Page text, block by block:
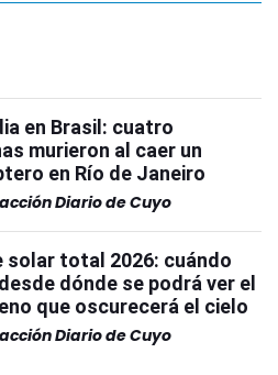
en Brasil: cuatro
murieron al caer un
en Río de Janeiro
Diario de Cuyo
solar total 2026: cuándo
dónde se podrá ver el
que oscurecerá el cielo
Diario de Cuyo